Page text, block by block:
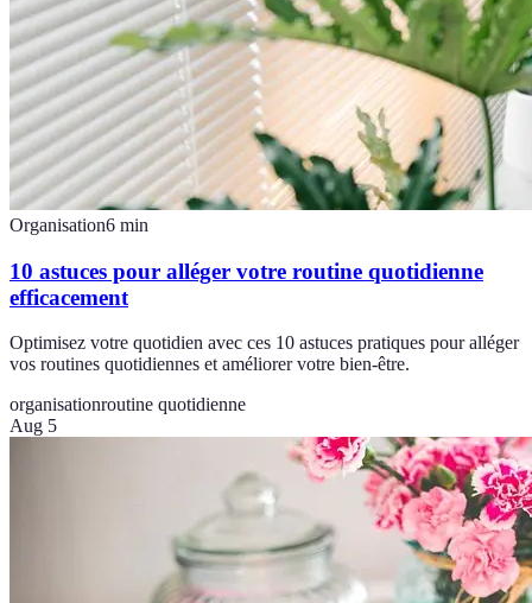
Organisation6 min
10 astuces pour alléger votre routine quotidienne
efficacement
Optimisez votre quotidien avec ces 10 astuces pratiques pour alléger
vos routines quotidiennes et améliorer votre bien-être.
organisationroutine quotidienne
Aug 5